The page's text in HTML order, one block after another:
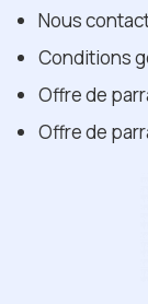
Nous
Conditions
Offre de
Offre de